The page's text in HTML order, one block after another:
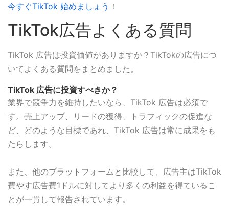
今すぐTikTok 始めましょう ！
TikTok広告よくある質問
TikTok 広告は投資価値がありますか？TikTokの広告につ
いてよくある質問をまとめました。
TikTok 広告に投資すべきか？
業界で競争力を維持したいなら、TikTok 広告は必須で
す。売上アップ、リードの獲得、トラフィックの促進な
ど、どのような目標であれ、TikTok 広告は常に成果をも
たらします。
また、他のプラットフォームと比較して、広告主はTikTok
費やす広告費1ドルに対してより多くの利益を得ているこ
とが一貫して報告されています。